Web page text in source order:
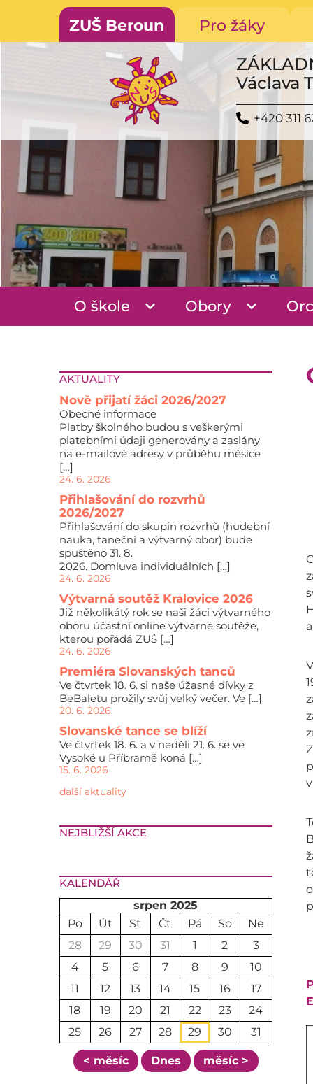
ZUŠ Beroun Pro žáky
Václava
+420 311
O škole Obory
AKTUALITY
Nově přijatí žáci 2026/2027
Obecné informace
Platby školného budou s veškerými
platebními údaji generovány a zaslány
na e-mailové adresy v průběhu měsíce
[…]
24. 6. 2026
Přihlašování do rozvrhů
2026/2027
Přihlašování do skupin rozvrhů (hudební
nauka, taneční a výtvarný obor) bude
spuštěno 31. 8.
2026. Domluva individuálních […]
24. 6. 2026
Výtvarná soutěž Kralovice 2026
Již několikátý rok se naši žáci výtvarného
oboru účastní online výtvarné soutěže,
kterou pořádá ZUŠ […]
24. 6. 2026
Premiéra Slovanských tanců
Ve čtvrtek 18. 6. si naše úžasné dívky z
BeBaletu prožily svůj velký večer. Ve […]
20. 6. 2026
Slovanské tance se blíží
Ve čtvrtek 18. 6. a v neděli 21. 6. se ve
Vysoké u Příbramě koná […]
15. 6. 2026
další aktuality
NEJBLIŽŠÍ AKCE
KALENDÁŘ
srpen 2025
Po
Út St Čt Pá So
Ne
28
29 30 31 1 2
3
4
5 6 7 8 9
10
11
12 13 14 15 16
17
18
19 20 21 22 23
24
25
26 27 28 29 30 31
< měsíc Dnes měsíc >